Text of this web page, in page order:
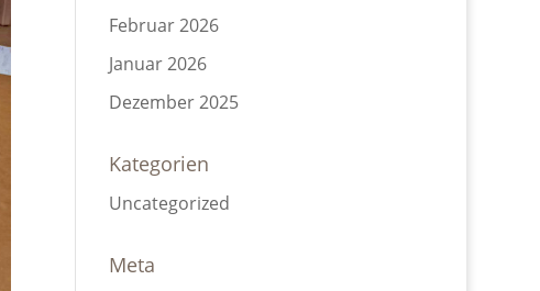
Februar 2026
Januar 2026
Dezember 2025
Kategorien
Uncategorized
Meta